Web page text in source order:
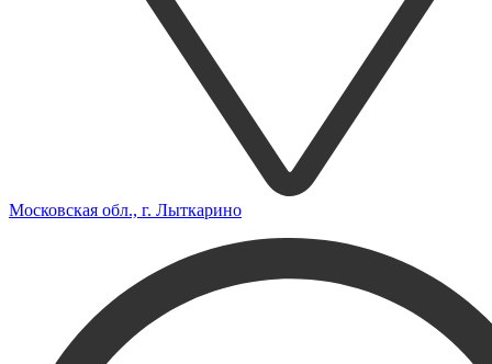
Московская обл., г. Лыткарино